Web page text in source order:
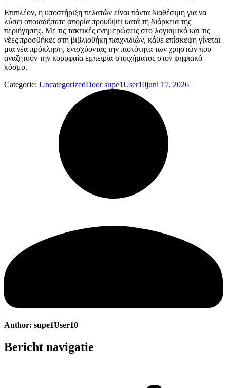
Επιπλέον, η υποστήριξη πελατών είναι πάντα διαθέσιμη για να
λύσει οποιαδήποτε απορία προκύψει κατά τη διάρκεια της
περιήγησης. Με τις τακτικές ενημερώσεις στο λογισμικό και τις
νέες προσθήκες στη βιβλιοθήκη παιχνιδιών, κάθε επίσκεψη γίνεται
μια νέα πρόκληση, ενισχύοντας την πιστότητα των χρηστών που
αναζητούν την κορυφαία εμπειρία στοιχήματος στον ψηφιακό
κόσμο.
Categorie: UncategorizedDoorsupe1User10juni 17, 2026
Author: supe1User10
Bericht navigatie